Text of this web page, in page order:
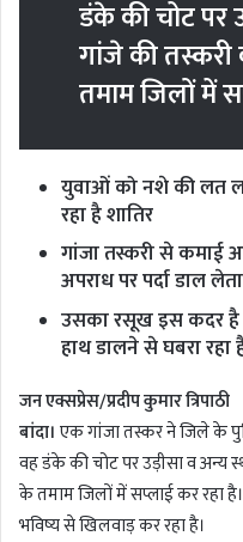
डंके की चोट पर
गांजे की तस्करी
तमाम जिलों में
युवाओं को नशे की लत
रहा है शातिर
गांजा तस्करी से कमाई
अपराध पर पर्दा डाल
उसका रसूख इस कदर है
हाथ डालने से घबरा रहा
जन एक्सप्रेस/प्रदीप कुमार त्रिपाठी
बांदा। एक गांजा तस्कर ने जिले के
वह डंके की चोट पर उड़ीसा व अन्य
के तमाम जिलों में सप्लाई कर
भविष्य से खिलवाड़ कर रहा है।